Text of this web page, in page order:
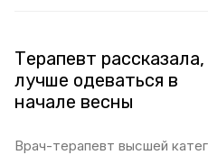
Терапевт рассказала,
лучше одеваться в
начале весны
Врач-терапевт высшей